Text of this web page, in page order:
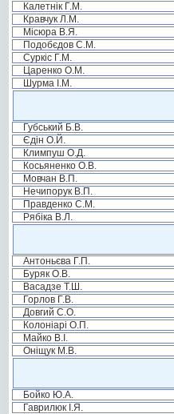
Калетнік Г.М.
Кравчук Л.М.
Місюра В.Я.
Подобєдов С.М.
Суркіс Г.М.
Царенко О.М.
Шурма І.М.
Губський Б.В.
Єдін О.Й.
Климпуш О.Д.
Косьяненко О.В.
Мовчан В.П.
Нечипорук В.П.
Правденко С.М.
Рябіка В.Л.
Антоньєва Г.П.
Буряк О.В.
Васадзе Т.Ш.
Горлов Г.В.
Довгий С.О.
Колоніарі О.П.
Майко В.І.
Оніщук М.В.
Бойко Ю.А.
Гаврилюк І.Я.